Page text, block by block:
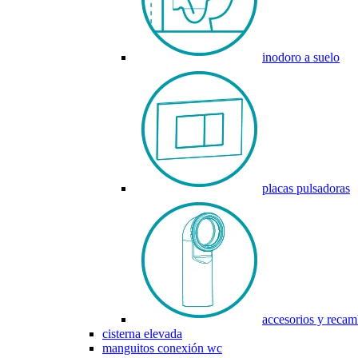
inodoro a suelo
placas pulsadoras
accesorios y
cisterna elevada
manguitos conexión wc